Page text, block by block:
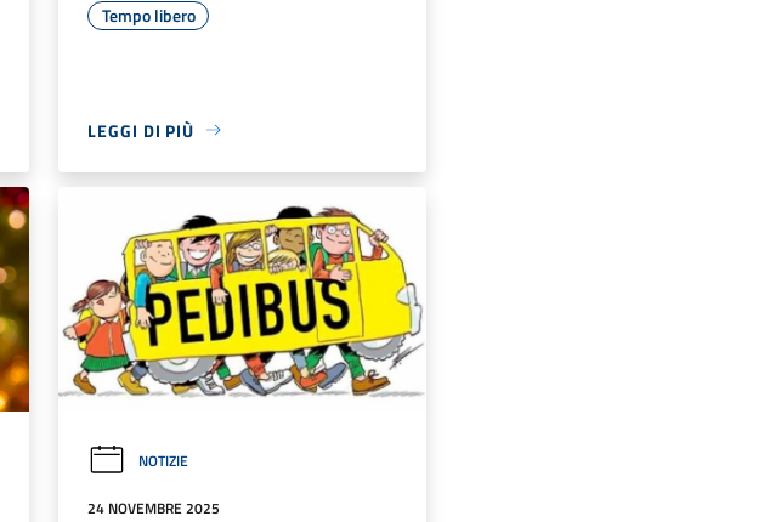
Tempo libero
LEGGI DI PIÙ
NOTIZIE
24 NOVEMBRE 2025